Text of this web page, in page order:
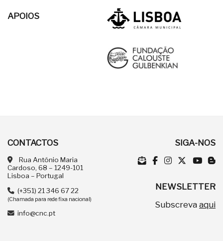
APOIOS
CONTACTOS
Rua António Maria
Cardoso, 68 – 1249-101
Lisboa – Portugal
(+351) 21 346 67 22
(Chamada para rede fixa nacional)
info@cnc.pt
SIGA-NOS
NEWSLETTER
Subscreva aqui